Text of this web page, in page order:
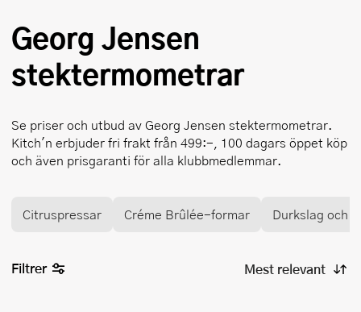
Georg Jensen
stektermometrar
Se priser och utbud avGeorg Jensen stektermometrar.
Kitch'n erbjuder fri frakt från 499:-, 100 dagars öppet köp
och även prisgaranti för alla klubbmedlemmar.
Citruspressar Créme Brûlée-formar Durkslag och
Filtrer